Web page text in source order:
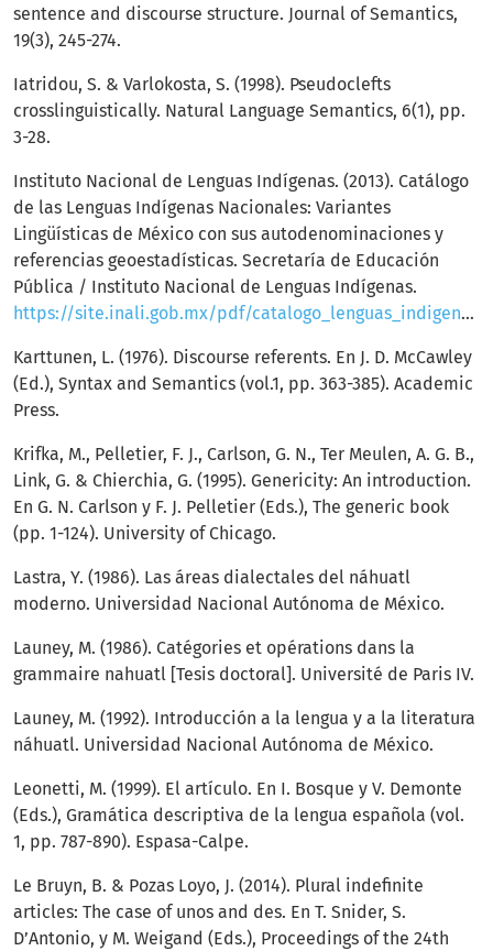
sentence and discourse structure. Journal of Semantics,
19(3), 245-274.
Iatridou, S. & Varlokosta, S. (1998). Pseudoclefts
crosslinguistically. Natural Language Semantics, 6(1), pp.
3-28.
Instituto Nacional de Lenguas Indígenas. (2013). Catálogo
de las Lenguas Indígenas Nacionales: Variantes
Lingüísticas de México con sus autodenominaciones y
referencias geoestadísticas. Secretaría de Educación
Pública / Instituto Nacional de Lenguas Indígenas.
https://site.inali.gob.mx/pdf/catalogo_lenguas_indigenas.pdf
Karttunen, L. (1976). Discourse referents. En J. D. McCawley
(Ed.), Syntax and Semantics (vol.1, pp. 363-385). Academic
Press.
Krifka, M., Pelletier, F. J., Carlson, G. N., Ter Meulen, A. G. B.,
Link, G. & Chierchia, G. (1995). Genericity: An introduction.
En G. N. Carlson y F. J. Pelletier (Eds.), The generic book
(pp. 1-124). University of Chicago.
Lastra, Y. (1986). Las áreas dialectales del náhuatl
moderno. Universidad Nacional Autónoma de México.
Launey, M. (1986). Catégories et opérations dans la
grammaire nahuatl [Tesis doctoral]. Université de Paris IV.
Launey, M. (1992). Introducción a la lengua y a la literatura
náhuatl. Universidad Nacional Autónoma de México.
Leonetti, M. (1999). El artículo. En I. Bosque y V. Demonte
(Eds.), Gramática descriptiva de la lengua española (vol.
1, pp. 787-890). Espasa-Calpe.
Le Bruyn, B. & Pozas Loyo, J. (2014). Plural indefinite
articles: The case of unos and des. En T. Snider, S.
D’Antonio, y M. Weigand (Eds.), Proceedings of the 24th